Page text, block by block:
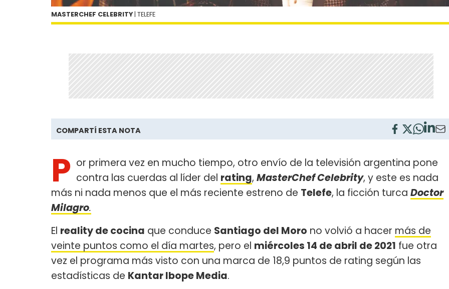
MASTERCHEF CELEBRITY| TELEFE
COMPARTÍ ESTA NOTA
P or primera vez en mucho tiempo, otro envío de la televisión argentina pone
contra las cuerdas al líder del rating, MasterChef Celebrity, y este es nada
más ni nada menos que el más reciente estreno de Telefe, la ficción turca Doctor
Milagro.
El reality de cocina que conduce Santiago del Moro no volvió a hacer más de
veinte puntos como el día martes, pero el miércoles 14 de abril de 2021 fue otra
vez el programa más visto con una marca de 18,9 puntos de rating según las
estadísticas de Kantar Ibope Media.